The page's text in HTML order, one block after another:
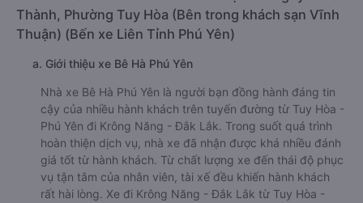
Thành, Phường Tuy Hòa (Bên trong khách sạn Vĩnh
Thuận) (Bến xe Liên Tỉnh Phú Yên)
a. Giới thiệu xe Bê Hà Phú Yên
Nhà xe Bê Hà Phú Yên là người bạn đồng hành đáng tin
cậy của nhiều hành khách trên tuyến đường từ Tuy Hòa -
Phú Yên đi Krông Năng - Đắk Lắk. Trong suốt quá trình
hoàn thiện dịch vụ, nhà xe đã nhận được khá nhiều đánh
giá tốt từ hành khách. Từ chất lượng xe đến thái độ phục
vụ tận tâm của nhân viên, tài xế đều khiến hành khách
rất hài lòng. Xe đi Krông Năng - Đắk Lắk từ Tuy Hòa -